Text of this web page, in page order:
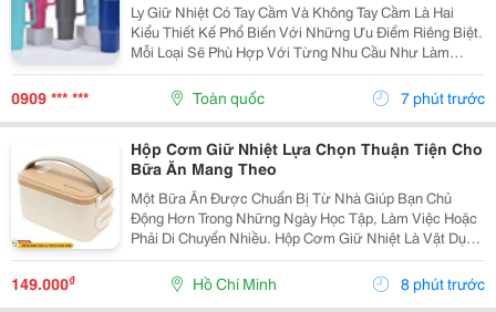
Ly Giữ Nhiệt Có Tay Cầm Và Không Tay Cầm Là Hai
Kiểu Thiết Kế Phổ Biến Với Những Ưu Điểm Riêng Biệt.
Mỗi Loại Sẽ Phù Hợp Với Từng Nhu Cầu Như Làm
Việc, Học Tập, Di Chuyển Hay Du Lịch. Hãy Cùng
Cozycup Tìm Hiểu Sự Khác Biệt Để Lựa Chọn Chiếc Ly
0909 *** *** Toàn quốc 7 phút trước
Hộp Cơm Giữ Nhiệt Lựa Chọn Thuận Tiện Cho
Bữa Ăn Mang Theo
Một Bữa Ăn Được Chuẩn Bị Từ Nhà Giúp Bạn Chủ
Động Hơn Trong Những Ngày Học Tập, Làm Việc Hoặc
Phải Di Chuyển Nhiều. Hộp Cơm Giữ Nhiệt Là Vật Dụng
Hữu Ích, Giúp Sắp Xếp Các Món Ăn Ngăn Nắp Và
Thuận Tiện Mang Theo Trong Ngày. Chọn Hộp Theo
Khẩu Phần...
149.000₫ Hồ Chí Minh 8 phút trước